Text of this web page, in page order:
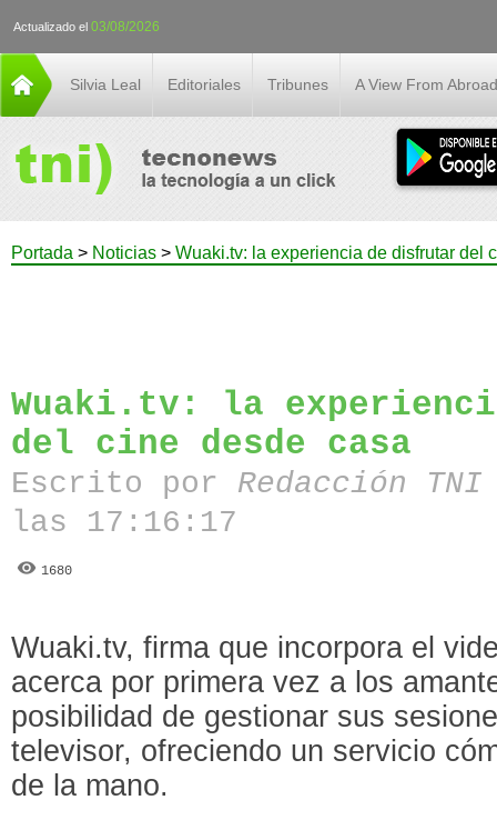
Actualizado el 03/08/2026
Silvia Leal Editoriales Tribunes A View From Abroad
Portada > Noticias > Wuaki.tv: la experiencia de disfrutar del
Wuaki.tv: la
del cine desde casa
Escrito por Redacción
las 17:16:17
1680
Wuaki.tv, firma que incorpora el
acerca por primera vez a los
posibilidad de gestionar sus
televisor, ofreciendo un servicio
de la mano.